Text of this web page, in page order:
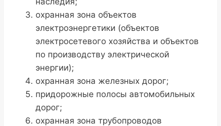
охранная зона объектов
электроэнергетики (объектов
электросетевого хозяйства и объектов
по производству электрической
энергии);
охранная зона железных дорог;
придорожные полосы автомобильных
дорог;
охранная зона трубопроводов